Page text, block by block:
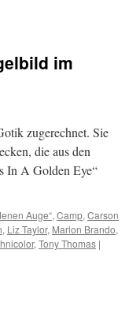
im
zugerechnet. Sie
die aus den
In A Golden Eye“
Auge“, Camp, Carson
, Liz Taylor, Marlon Brando,
, Tony Thomas |